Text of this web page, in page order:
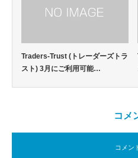
Traders-Trust (トレーダーズトラ
スト) 3月にご利用可能…
コメ
コメン